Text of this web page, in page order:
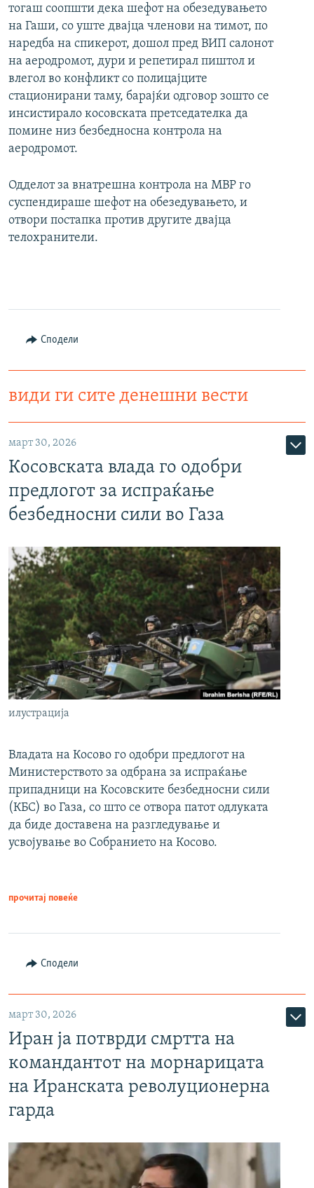
тогаш соопшти дека шефот на обезедувањето
на Гаши, со уште двајца членови на тимот, по
наредба на спикерот, дошол пред ВИП салонот
на аеродромот, дури и репетирал пиштол и
влегол во конфликт со полицајците
стационирани таму, барајќи одговор зошто се
инсистирало косовската претседателка да
помине низ безбедносна контрола на
аеродромот.
Одделот за внатрешна контрола на МВР го
суспендираше шефот на обезедувањето, и
отвори постапка против другите двајца
телохранители.
Сподели
види ги сите денешни вести
март 30, 2026
Косовската влада го одобри
предлогот за испраќање
безбедносни сили во Газа
илустрација
Владата на Косово го одобри предлогот на
Министерството за одбрана за испраќање
припадници на Косовските безбедносни сили
(КБС) во Газа, со што се отвора патот одлуката
да биде доставена на разгледување и
усвојување во Собранието на Косово.
прочитај повеќе
Сподели
март 30, 2026
Иран ја потврди смртта на
командантот на морнарицата
на Иранската револуционерна
гарда